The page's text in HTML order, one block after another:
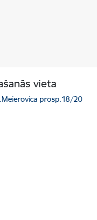
vieta
prosp.18/20